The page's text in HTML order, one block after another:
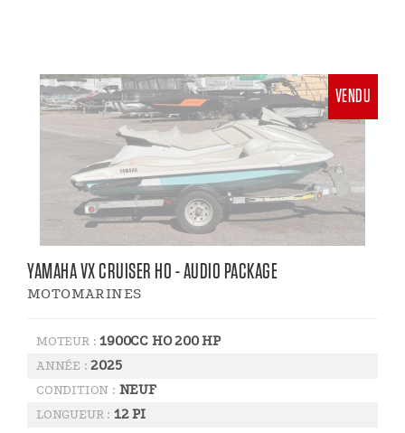
VENDU
YAMAHA VX CRUISER HO - AUDIO PACKAGE
MOTOMARINES
MOTEUR :1900CC HO 200 HP
ANNÉE :2025
CONDITION : NEUF
LONGUEUR : 12 PI